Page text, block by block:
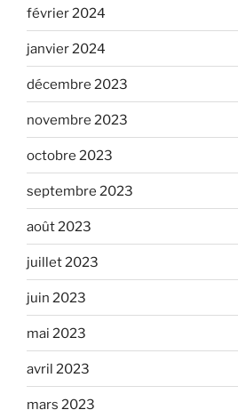
février 2024
janvier 2024
décembre 2023
novembre 2023
octobre 2023
septembre 2023
août 2023
juillet 2023
juin 2023
mai 2023
avril 2023
mars 2023